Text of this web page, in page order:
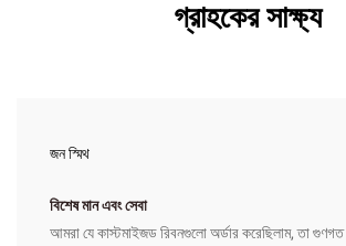
গ্রাহকের সাক্ষ্য
জন স্মিথ
বিশেষ মান এবং সেবা
আমরা যে কাস্টমাইজড রিবনগুলো অর্ডার করেছিলাম, তা গুণগত